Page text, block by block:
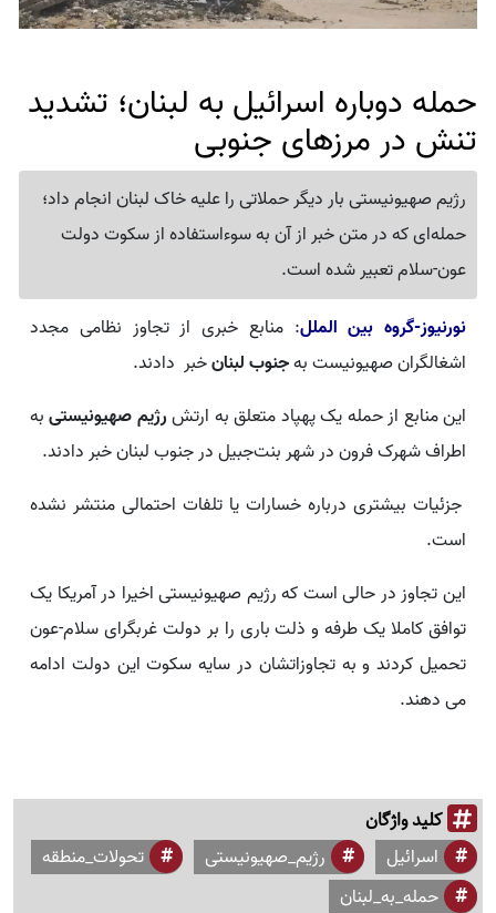
حمله دوباره اسرائیل به لبنان؛ تشدید
تنش در مرزهای جنوبی
رژیم صهیونیستی بار دیگر حملاتی را علیه خاک لبنان انجام داد؛
حمله‌ای که در متن خبر از آن به سوءاستفاده از سکوت دولت
عون-سلام تعبیر شده است.
نورنیوز-گروه بین الملل: منابع خبری از تجاوز نظامی مجدد
اشغالگران صهیونیست بهجنوب لبنانخبر دادند.
این منابع از حمله یک پهپاد متعلق به ارتشرژیم صهیونیستیبه
اطراف شهرک فرون در شهر بنت‌جبیل در جنوب لبنان خبر دادند.
جزئیات بیشتری درباره خسارات یا تلفات احتمالی منتشر نشده
است.
این تجاوز در حالی است که رژیم صهیونیستی اخیرا در آمریکا یک
توافق کاملا یک طرفه و ذلت باری را بر دولت غربگرای سلام-عون
تحمیل کردند و به تجاوزاتشان در سایه سکوت این دولت ادامه
می دهند.
کلید واژگان
اسرائیل رژیم_صهیونیستی
تحولات_منطقه
حمله_به_لبنان